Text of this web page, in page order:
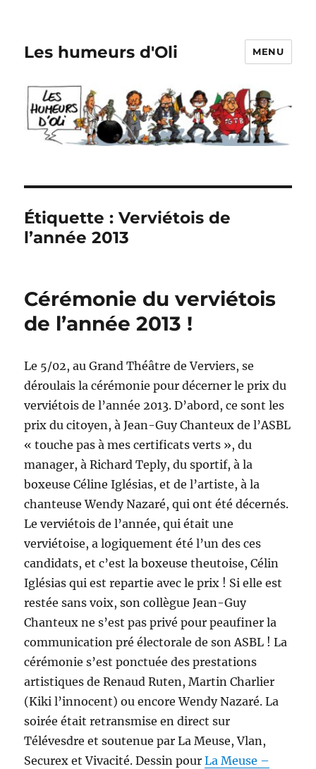
Les humeurs d'Oli MENU
Étiquette :Verviétois de
l’année 2013
Cérémonie du verviétois
de l’année 2013 !
Le 5/02, au Grand Théâtre de Verviers, se
déroulais la cérémonie pour décerner le prix du
verviétois de l’année 2013. D’abord, ce sont les
prix du citoyen, à Jean-Guy Chanteux de l’ASBL
« touche pas à mes certificats verts », du
manager, à Richard Teply, du sportif, à la
boxeuse Céline Iglésias, et de l’artiste, à la
chanteuse Wendy Nazaré, qui ont été décernés.
Le verviétois de l’année, qui était une
verviétoise, a logiquement été l’un des ces
candidats, et c’est la boxeuse theutoise, Célin
Iglésias qui est repartie avec le prix ! Si elle est
restée sans voix, son collègue Jean-Guy
Chanteux ne s’est pas privé pour peaufiner la
communication pré électorale de son ASBL ! La
cérémonie s’est ponctuée des prestations
artistiques de Renaud Ruten, Martin Charlier
(Kiki l’innocent) ou encore Wendy Nazaré. La
soirée était retransmise en direct sur
Télévesdre et soutenue par La Meuse, Vlan,
Securex et Vivacité. Dessin pourLa Meuse –